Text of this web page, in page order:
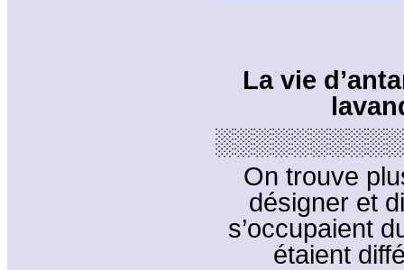
La vie
On trouve
désigner et
s’occupaient
étaient